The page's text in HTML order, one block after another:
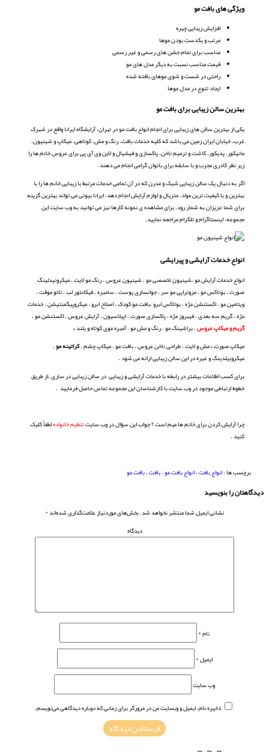
ویژگی های بافت مو
افزایش زیبایی چهره
مرتب و یکدست بودن موها
مناسب برای تمام جشن های رسمی و غیر رسمی
قیمت مناسب نسبت به دیگر مدل های مو
راحتی در شست و شوی موهای بافته شده
ایجاد تنوع در مدل موها
بهترین سالن زیبایی برای بافت مو
یکی از بهترین سالن های زیبایی برای انجام انواع بافت مو در تهران، آرایشگاه ایرانا واقع در شهرک
غرب، خیابان ایران زمین می باشد که کلیه خدمات بافت، رنگ و مش، کوتاهی، میکاپ و شینیون،
مانیکور، پدیکور، کاشت و ترمیم ناخن، پاکسازی و فیشیال و لاین وی آی پی برای عروس خانم ها را
زیر نظر کادری مجرب و با سابقه برای بانوان گرامی انجام می دهند.
اگر به دنبال یک سالن زیبایی شیک و مدرن که در آن تمامی خدمات مرتبط با زیبایی خانم ها را با
بهترین و با کیفیت ترین مواد، متریال و لوازم آرایش انجام دهد، ایرانا بیوتی می تواند بهترین گزینه
برای شما عزیزان به شمار رود. برای مشاهده ی نمونه کارها نیز می توانید به وب سایت این
مجموعه، اینستاگرام و تلگرام مراجعه نمایید.
انواع خدمات آرایشی و پیرایشی
انواع خدمات آرایش مو ،شینیون تخصصی مو ، شینیون عروس ، رنگ مو لایت ، میکرونیدلینگ
صورت ، بوتاکس مو ، مزوتراپی مو سر ، جوانسازی پوست ، سامبره ، فیکانتور لب ، تاتو موقت،
ویتامین مو ، اکستنشن مژه ، بوتاکس ابرو ،بافت مو کودک ، اصلاح ابرو ، میکروپیگمنتیشن ، خدمات
مژه ، گریم سه بعدی ، فیبروز مژه ، پاکسازی صورت ، اپیلاسیون ، آرایش عروس ، اکستنشن مو ،
گریم و میکاپ عروس، براشینگ مو ، رنگ و مش مو ، آمبره موی کوتاه و بلند،
میکاپ صورت،مش و لایت ، طراحی ناخن عروس ، بافت مو ، میکاپ چشم ،کراتینهمو،
میکروبیلدینگ و غیره در این سالن زیبایی ارائه می شود .
برای کسب اطلاعات بیشتر در رابطه با خدمات آرایشی و زیبایی در سالن زیبایی در ساری ،از طریق
خطوط ارتباطی موجود در وب سایت با کارشناسان این مجموعه تماس حاصل فرمایید .
چرا آرایش کردن برای خانم ها مهم است ؟ جواب این سؤال در وب سایتتنظیم خانوادهلطفاٌ کلیک
کنید .
برچسب ها :انواع بافت،انواع بافت مو،بافت،بافت مو
دیدگاهتان را بنویسید
نشانی ایمیل شما منتشر نخواهد شد.بخش‌های موردنیاز علامت‌گذاری شده‌اند*
دیدگاه
نام*
ایمیل*
وب‌ سایت
ذخیره نام، ایمیل و وبسایت من در مرورگر برای زمانی که دوباره دیدگاهی می‌نویسم.